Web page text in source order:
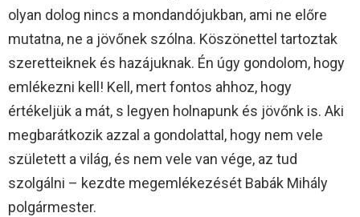
olyan dolog nincs a mondandójukban, ami ne előre
mutatna, ne a jövőnek szólna. Köszönettel tartoztak
szeretteiknek és hazájuknak. Én úgy gondolom, hogy
emlékezni kell! Kell, mert fontos ahhoz, hogy
értékeljük a mát, s legyen holnapunk és jövőnk is. Aki
megbarátkozik azzal a gondolattal, hogy nem vele
született a világ, és nem vele van vége, az tud
szolgálni – kezdte megemlékezését Babák Mihály
polgármester.